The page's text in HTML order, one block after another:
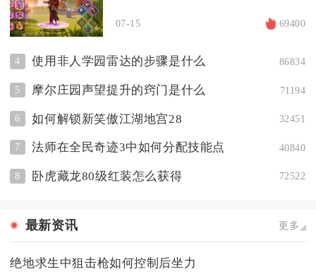
07-15 69400
4 使用非人学园雷达的步骤是什么 86834
5 摩尔庄园声望提升的窍门是什么 71194
6 如何解锁新笑傲江湖地宫28 32451
7 法师在全民奇迹3中如何分配技能点 40840
8 卧虎藏龙80级红装怎么获得 72522
最新资讯 更多
绝地求生中狙击枪如何控制后坐力